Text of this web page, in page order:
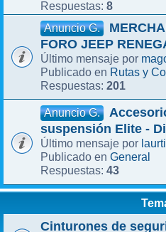
Respuestas: 8
Anuncio G.
FORO JEEP
Último mensaje por
Publicado en Rutas y
Respuestas: 201
Anuncio G.
suspensión Elite -
Último mensaje por
Publicado en General
Respuestas: 43
Cinturones de